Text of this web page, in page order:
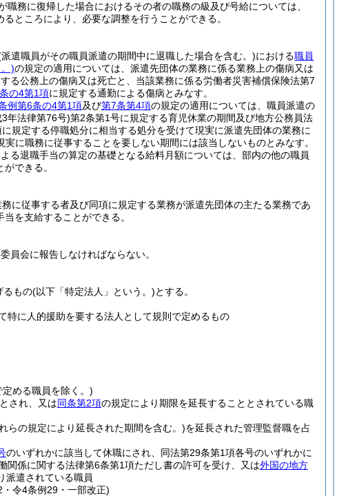
職務に復帰した場合におけるその者の職務の級及び号給については、
ところにより、必要な調整を行うことができる。
遣職員がその職員派遣の期間中に退職した場合を含む。)における職員
)の規定の適用については、派遣先団体の業務に係る業務上の傷病又は
る公務上の傷病又は死亡と、当該業務に係る労働者災害補償保険法第7
の4第1項に規定する通勤による傷病とみなす。
例第6条の4第1項及び第7条第4項の規定の適用については、職員派遣の
年法律第76号)第2条第1号に規定する育児休業の期間及び地方公務員法
規定する停職処分に相当する処分を受けて現実に派遣先団体の業務に
実に職務に従事することを要しない期間には該当しないものとみなす。
る退職手当の算定の基礎となる給料月額については、部内の他の職員
できる。
に従事する者及び同項に規定する業務が派遣先団体の主たる業務であ
を支給することができる。
員会に報告しなければならない。
るもの(以下「特定法人」という。)とする。
特に人的援助を要する法人として規則で定めるもの
める職員を除く。)
され、又は同条第2項の規定により期限を延長することとされている職
らの規定により延長された期間を含む。)を延長された管理監督職を占
のいずれかに該当して休職にされ、同法第29条第1項各号のいずれかに
係に関する法律第6条第1項ただし書の許可を受け、又は外国の地方
派遣されている職員
令4条例29・一部改正)